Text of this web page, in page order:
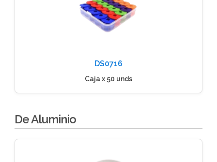
DS0716
Caja x 50 unds
De Aluminio